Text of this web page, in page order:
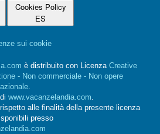
Cookies Policy
ES
sui cookie
è distribuito con Licenza Creative
- Non commerciale - Non opere
.
www.vacanzelandia.com.
alle finalità della presente licenza
presso